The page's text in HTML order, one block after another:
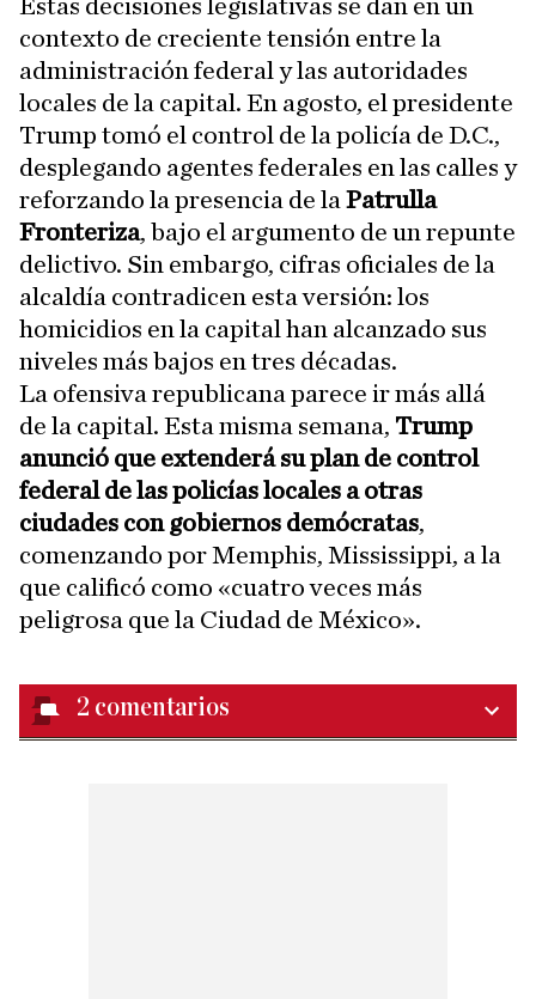
Estas decisiones legislativas se dan en un
contexto de creciente tensión entre la
administración federal y las autoridades
locales de la capital. En agosto, el presidente
Trump tomó el control de la policía de D.C.,
desplegando agentes federales en las calles y
reforzando la presencia de la Patrulla
Fronteriza, bajo el argumento de un repunte
delictivo. Sin embargo, cifras oficiales de la
alcaldía contradicen esta versión: los
homicidios en la capital han alcanzado sus
niveles más bajos en tres décadas.
La ofensiva republicana parece ir más allá
de la capital. Esta misma semana, Trump
anunció que extenderá su plan de control
federal de las policías locales a otras
ciudades con gobiernos demócratas,
comenzando por Memphis, Mississippi, a la
que calificó como «cuatro veces más
peligrosa que la Ciudad de México».
2 comentarios